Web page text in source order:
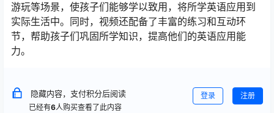
游玩等场景，使孩子们能够学以致用，将所学英语应用到
实际生活中。同时，视频还配备了丰富的练习和互动环
节，帮助孩子们巩固所学知识，提高他们的英语应用能
力。
隐藏内容，支付积分后阅读
已经有6人购买查看了此内容
登录 注册